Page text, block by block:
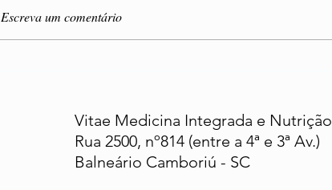
Escreva um comentário
Vitae Medicina Integrada e Nutrição
Rua 2500, nº814 (entre a 4ª e 3ª Av.)
Balneário Camboriú - SC